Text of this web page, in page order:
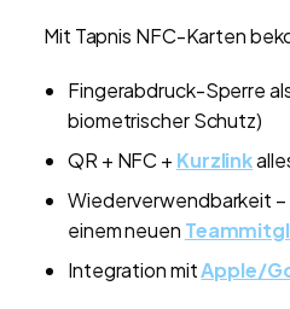
Mit Tapnis NFC-Karten
Fingerabdruck-Sperre
biometrischer Schutz)
QR + NFC + Kurzlink
Wiederverwendbarkeit
einem neuen
Integration mitApple/